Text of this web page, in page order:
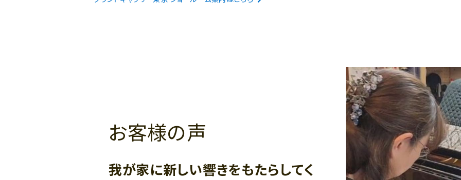
お客様の声
我が家に新しい響きをもたらしてく